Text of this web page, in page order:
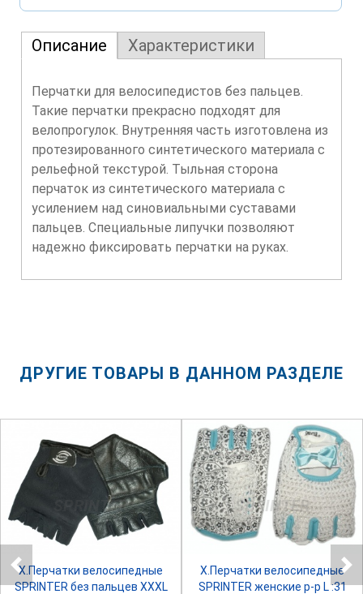
Описание Характеристики
Перчатки для велосипедистов без пальцев.
Такие перчатки прекрасно подходят для
велопрогулок. Внутренняя часть изготовлена из
протезированного синтетического материала с
рельефной текстурой. Тыльная сторона
перчаток из синтетического материала с
усилением над синовиальными суставами
пальцев. Специальные липучки позволяют
надежно фиксировать перчатки на руках.
ДРУГИЕ ТОВАРЫ В ДАННОМ РАЗДЕЛЕ
SPRINTER
Х.Перчатки велосипедные
SPRINTER без пальцев XXXL
SPRINTER
Х.Перчатки велосипедные
SPRINTER женские р-р L :31